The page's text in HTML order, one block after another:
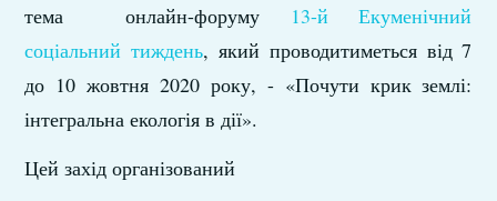
тема онлайн-форуму 13-й Екуменічний
соціальний тиждень, який проводитиметься від 7
до 10 жовтня 2020 року, - «Почути крик землі:
інтегральна екологія в дії».
Цей захід організований